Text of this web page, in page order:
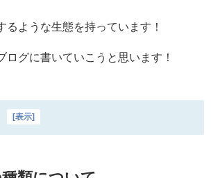
るような生態を持っています！
ログに書いていこうと思います！
[表示]